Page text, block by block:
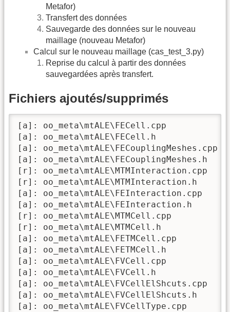
Metafor)
Transfert des données
Sauvegarde des données sur le nouveau
maillage (nouveau Metafor)
Calcul sur le nouveau maillage (cas_test_3.py)
Reprise du calcul à partir des données
sauvegardées après transfert.
Fichiers ajoutés/supprimés
[a]: oo_meta\mtALE\FECell.cpp
[a]: oo_meta\mtALE\FECell.h
[a]: oo_meta\mtALE\FECouplingMeshes.cpp
[a]: oo_meta\mtALE\FECouplingMeshes.h
[r]: oo_meta\mtALE\MTMInteraction.cpp
[r]: oo_meta\mtALE\MTMInteraction.h
[a]: oo_meta\mtALE\FEInteraction.cpp
[a]: oo_meta\mtALE\FEInteraction.h
[r]: oo_meta\mtALE\MTMCell.cpp
[r]: oo_meta\mtALE\MTMCell.h
[a]: oo_meta\mtALE\FETMCell.cpp
[a]: oo_meta\mtALE\FETMCell.h
[a]: oo_meta\mtALE\FVCell.cpp
[a]: oo_meta\mtALE\FVCell.h
[a]: oo_meta\mtALE\FVCellElShcuts.cpp
[a]: oo_meta\mtALE\FVCellElShcuts.h
[a]: oo_meta\mtALE\FVCellType.cpp